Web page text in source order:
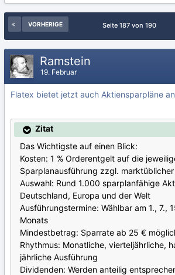
VORHERIGE Seite 187 von 190
Ramstein
19. Februar
Flatex bietet jetzt auch Aktiensparpläne an
Zitat
Das Wichtigste auf einen Blick:
Kosten: 1 % Orderentgelt auf die
Sparplanausführung zzgl.
Auswahl: Rund 1.000 sparplanfähige
Deutschland, Europa und der Welt
Ausführungstermine: Wählbar am 1., 7.,
Monats
Mindestbetrag: Sparrate ab 25 €
Rhythmus: Monatliche, vierteljährliche,
jährliche Ausführung
Dividenden: Werden anteilig